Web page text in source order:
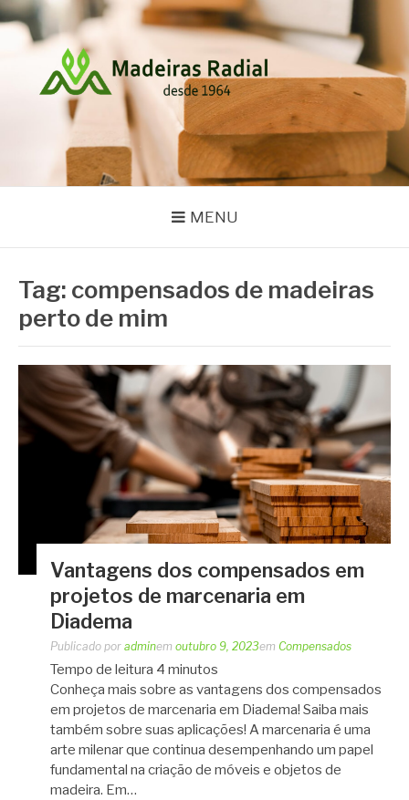
Pular
para
conteúdo
MADEIRAS RADIAL
MENU
Tag: compensados de madeiras
perto de mim
Vantagens dos compensados em
projetos de marcenaria em
Diadema
Publicado por adminem outubro 9, 2023em Compensados
Tempo de leitura 4 minutos
Conheça mais sobre as vantagens dos compensados
em projetos de marcenaria em Diadema! Saiba mais
também sobre suas aplicações! A marcenaria é uma
arte milenar que continua desempenhando um papel
fundamental na criação de móveis e objetos de
madeira. Em…